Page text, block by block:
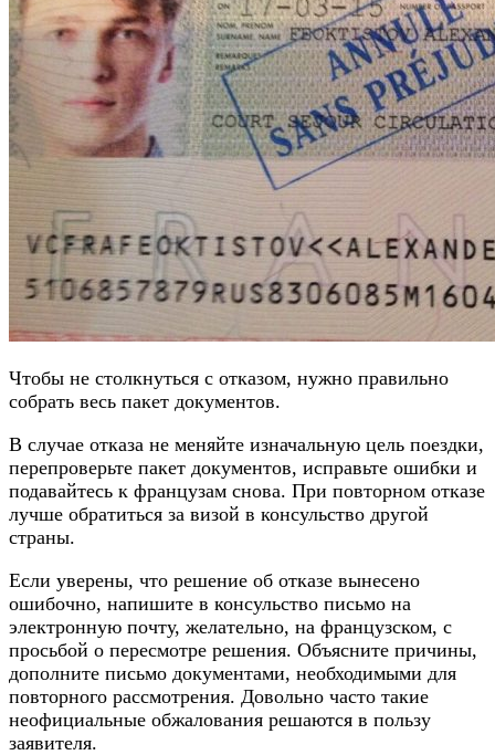
Чтобы не столкнуться с отказом, нужно правильно
собрать весь пакет документов.
В случае отказа не меняйте изначальную цель поездки,
перепроверьте пакет документов, исправьте ошибки и
подавайтесь к французам снова. При повторном отказе
лучше обратиться за визой в консульство другой
страны.
Если уверены, что решение об отказе вынесено
ошибочно, напишите в консульство письмо на
электронную почту, желательно, на французском, с
просьбой о пересмотре решения. Объясните причины,
дополните письмо документами, необходимыми для
повторного рассмотрения. Довольно часто такие
неофициальные обжалования решаются в пользу
заявителя.